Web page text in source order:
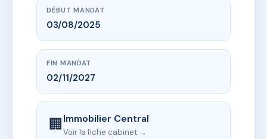
DÉBUT MANDAT
03/08/2025
FIN MANDAT
02/11/2027
🏢Immobilier Central
Voir la fiche cabinet →